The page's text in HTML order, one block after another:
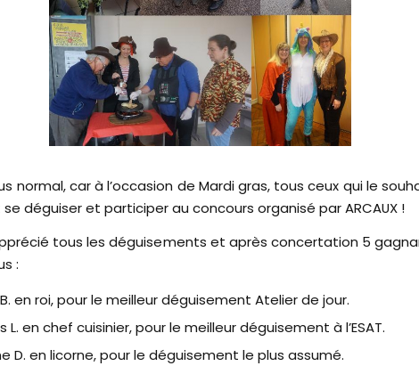
normal, car à l’occasion de Mardi gras, tous ceux qui le
déguiser et participer au concours organisé par ARCAUX !
tous les déguisements et après concertation 5
:
en roi, pour le meilleur déguisement Atelier de jour.
L. en chef cuisinier, pour le meilleur déguisement à l’ESAT.
D. en licorne, pour le déguisement le plus assumé.